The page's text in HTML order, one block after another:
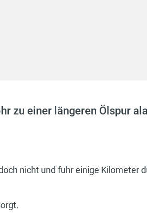
zu einer längeren Ölspur
nicht und fuhr einige Kilometer